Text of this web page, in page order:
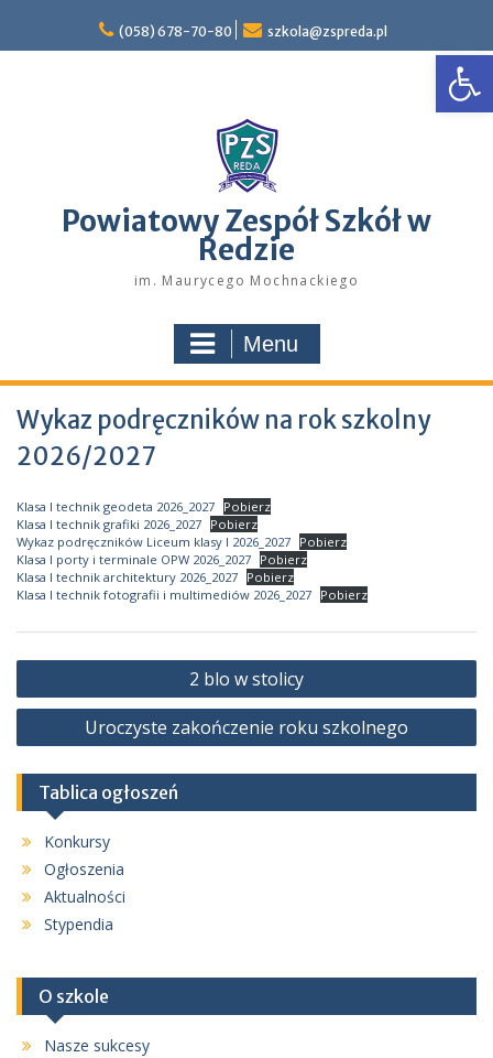
content
(058) 678-70-80 szkola@zspreda.pl
Powiatowy Zespół Szkół w
Redzie
im. Maurycego Mochnackiego
Menu
Wykaz podręczników na rok szkolny
2026/2027
Klasa I technik geodeta 2026_2027 Pobierz
Klasa I technik grafiki 2026_2027 Pobierz
Wykaz podręczników Liceum klasy I 2026_2027 Pobierz
Klasa I porty i terminale OPW 2026_2027 Pobierz
Klasa I technik architektury 2026_2027 Pobierz
Klasa I technik fotografii i multimediów 2026_2027 Pobierz
Nawigacja
wpisu
2 blo w stolicy
Uroczyste zakończenie roku szkolnego
Tablica ogłoszeń
Konkursy
Ogłoszenia
Aktualności
Stypendia
O szkole
Nasze sukcesy